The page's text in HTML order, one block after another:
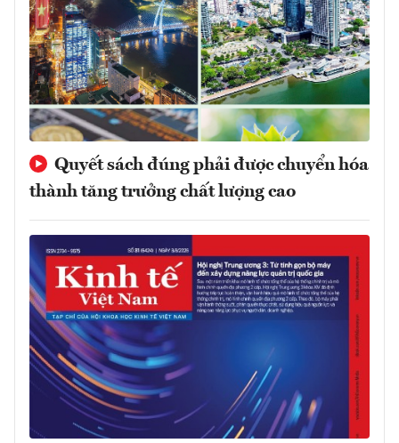
Quyết sách đúng phải được chuyển hóa
thành tăng trưởng chất lượng cao